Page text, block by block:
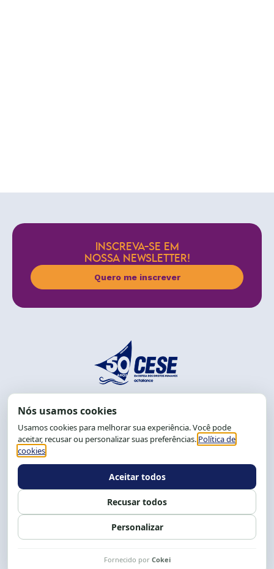
INSCREVA-SE EM
NOSSA NEWSLETTER!
Quero me inscrever
End.: R. da Graça, 150. Graça
CEP: 40.150-055
Salvador-BA, Brasil.
Tel.: (71) 2104-5457, Cel.: (71) 9 9239-2104 ou 2105
Expediente: 8h às 12h e 13 às 17h.
Siga nossas redes Fale conosco